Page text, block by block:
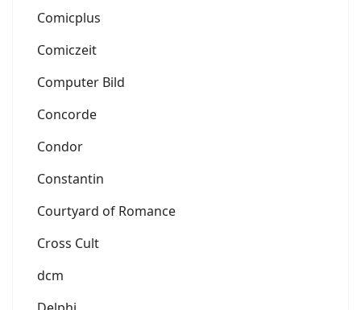
Comicplus
Comiczeit
Computer Bild
Concorde
Condor
Constantin
Courtyard of Romance
Cross Cult
dcm